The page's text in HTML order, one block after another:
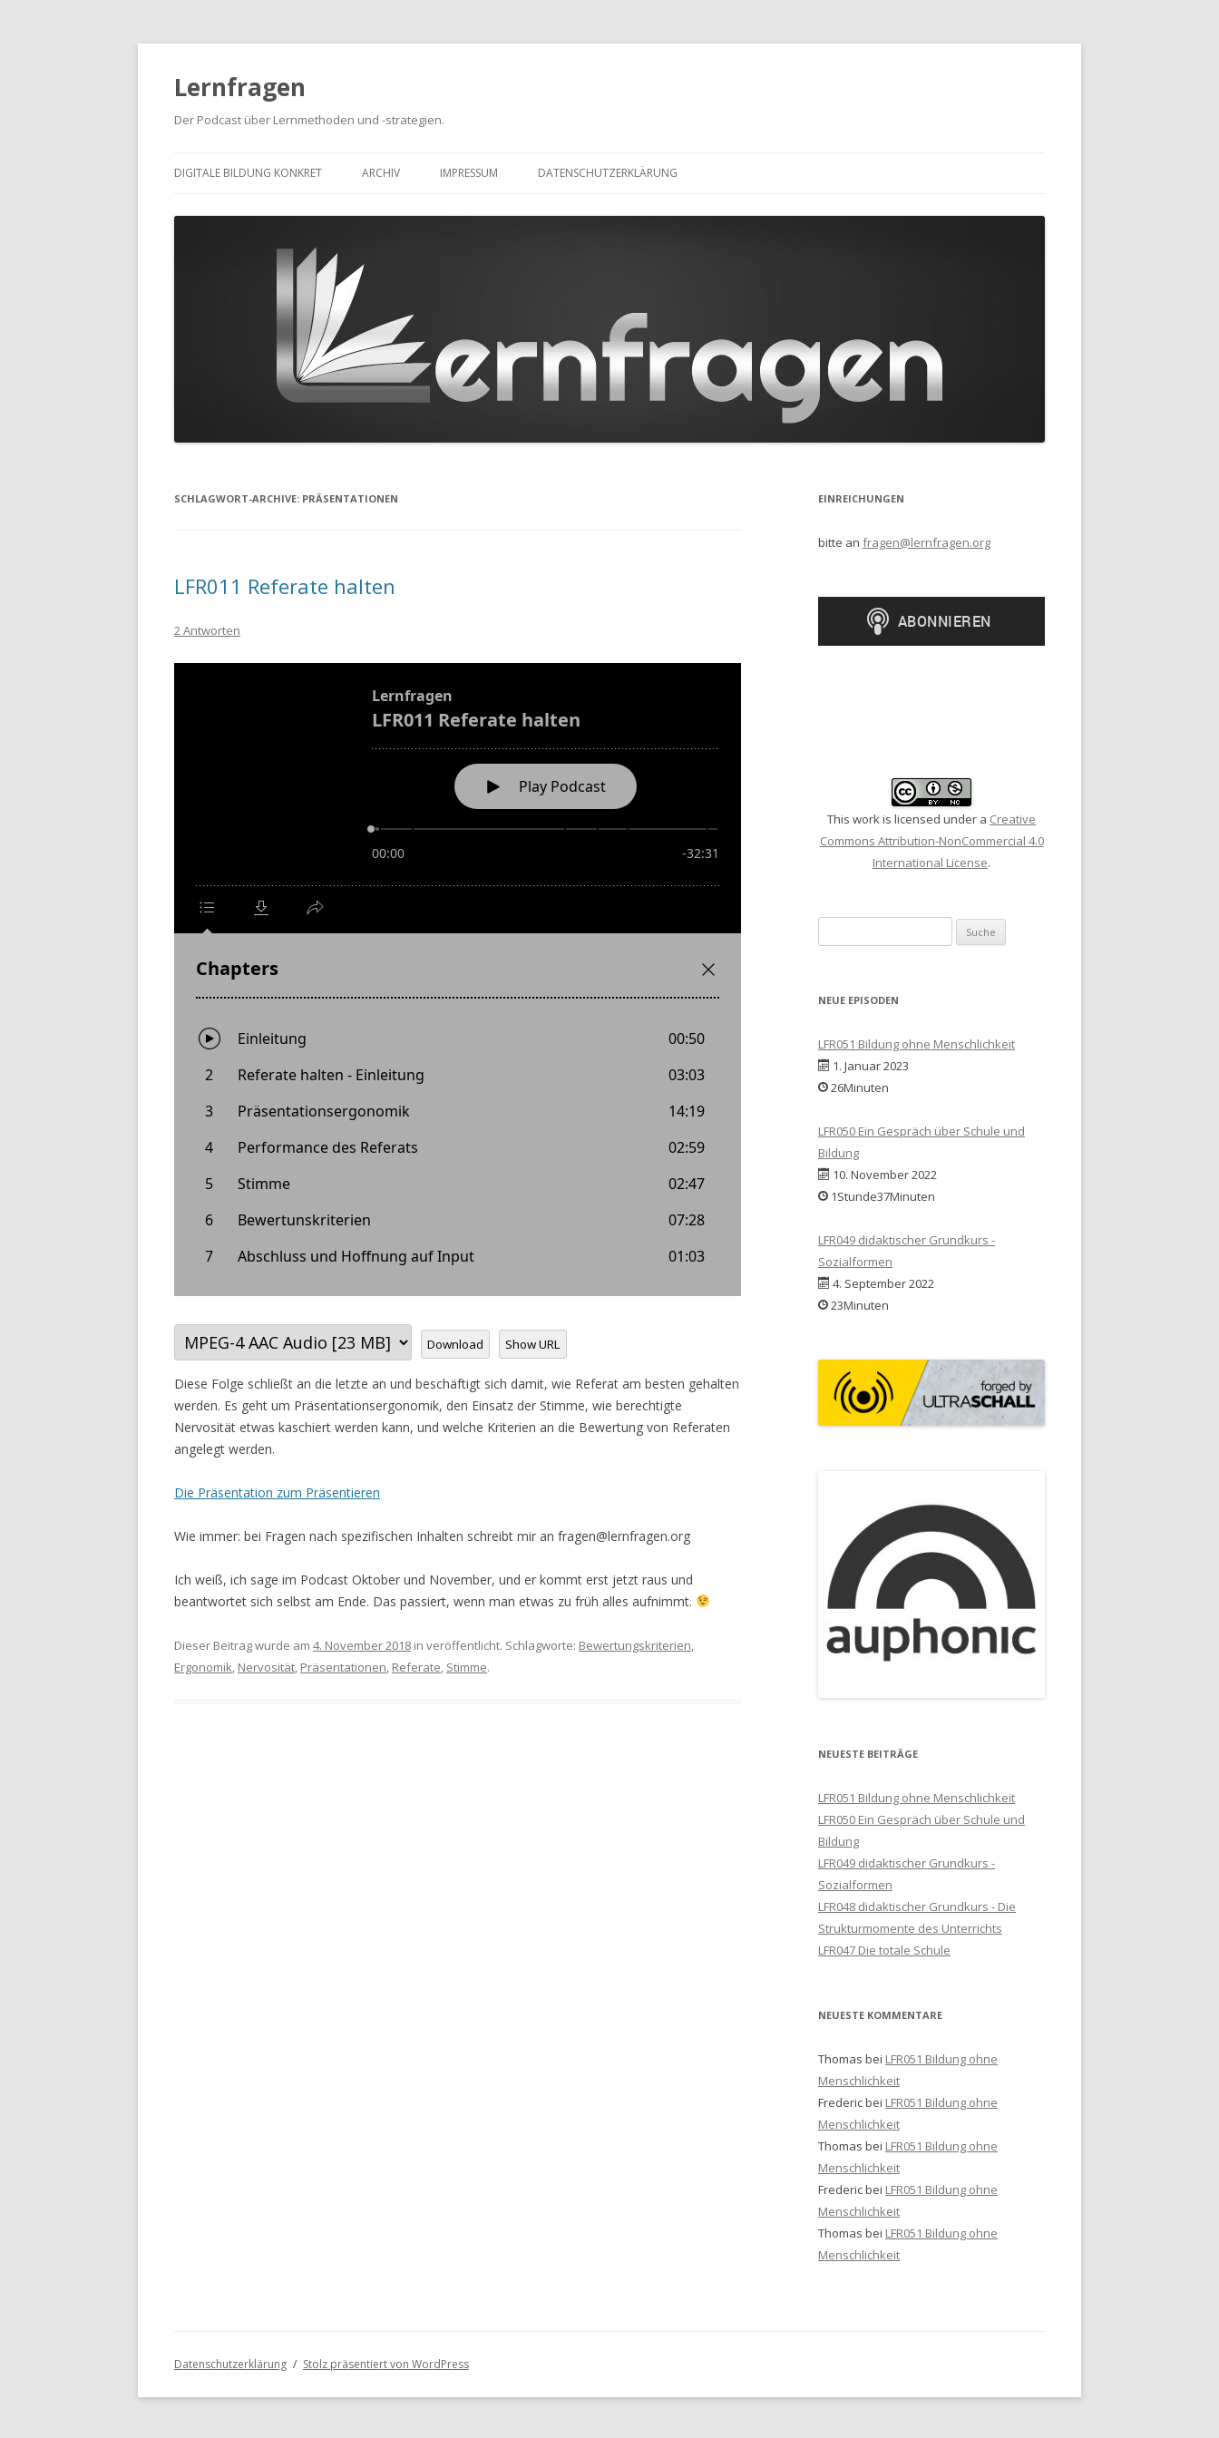
Lernfragen
Der Podcast über Lernmethoden und -strategien.
Inhalt
DIGITALE BILDUNG KONKRET ARCHIV IMPRESSUM DATENSCHUTZERKLÄRUNG
SCHLAGWORT-ARCHIVE: PRÄSENTATIONEN
LFR011 Referate halten
2 Antworten
Download Show URL
Diese Folge schließt an die letzte an und beschäftigt sich damit, wie Referat am besten gehalten
werden. Es geht um Präsentationsergonomik, den Einsatz der Stimme, wie berechtigte
Nervosität etwas kaschiert werden kann, und welche Kriterien an die Bewertung von Referaten
angelegt werden.
Die Präsentation zum Präsentieren
Wie immer: bei Fragen nach spezifischen Inhalten schreibt mir an fragen@lernfragen.org
Ich weiß, ich sage im Podcast Oktober und November, und er kommt erst jetzt raus und
beantwortet sich selbst am Ende. Das passiert, wenn man etwas zu früh alles aufnimmt.
Dieser Beitrag wurde am 4. November 2018 in veröffentlicht. Schlagworte: Bewertungskriterien,
Ergonomik, Nervosität, Präsentationen, Referate, Stimme.
EINREICHUNGEN
bitte an fragen@lernfragen.org
This work is licensed under a Creative
Commons Attribution-NonCommercial 4.0
International License.
nach:
NEUE EPISODEN
LFR051 Bildung ohne Menschlichkeit
1. Januar 2023
26Minuten
LFR050 Ein Gespräch über Schule und
Bildung
10. November 2022
1Stunde37Minuten
LFR049 didaktischer Grundkurs -
Sozialformen
4. September 2022
23Minuten
NEUESTE BEITRÄGE
LFR051 Bildung ohne Menschlichkeit
LFR050 Ein Gespräch über Schule und
Bildung
LFR049 didaktischer Grundkurs -
Sozialformen
LFR048 didaktischer Grundkurs - Die
Strukturmomente des Unterrichts
LFR047 Die totale Schule
NEUESTE KOMMENTARE
Thomas bei LFR051 Bildung ohne
Menschlichkeit
Fredericbei LFR051 Bildung ohne
Menschlichkeit
Thomas bei LFR051 Bildung ohne
Menschlichkeit
Fredericbei LFR051 Bildung ohne
Menschlichkeit
Thomas bei LFR051 Bildung ohne
Menschlichkeit
Datenschutzerklärung Stolz präsentiert von WordPress